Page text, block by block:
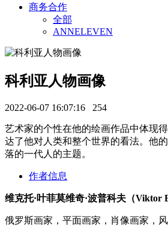
商务合作
全部
ANNELEVEN
科利亚人物画像
2022-06-07 16:07:16 254
艺术家的个性在他的绘画作品中体现
达了他对人类和整个世界的看法。他
落的一代人的主题。
作者信息
维克托·叶菲莫维奇·波普科夫（Viktor
俄罗斯画家，平面画家，肖像画家，